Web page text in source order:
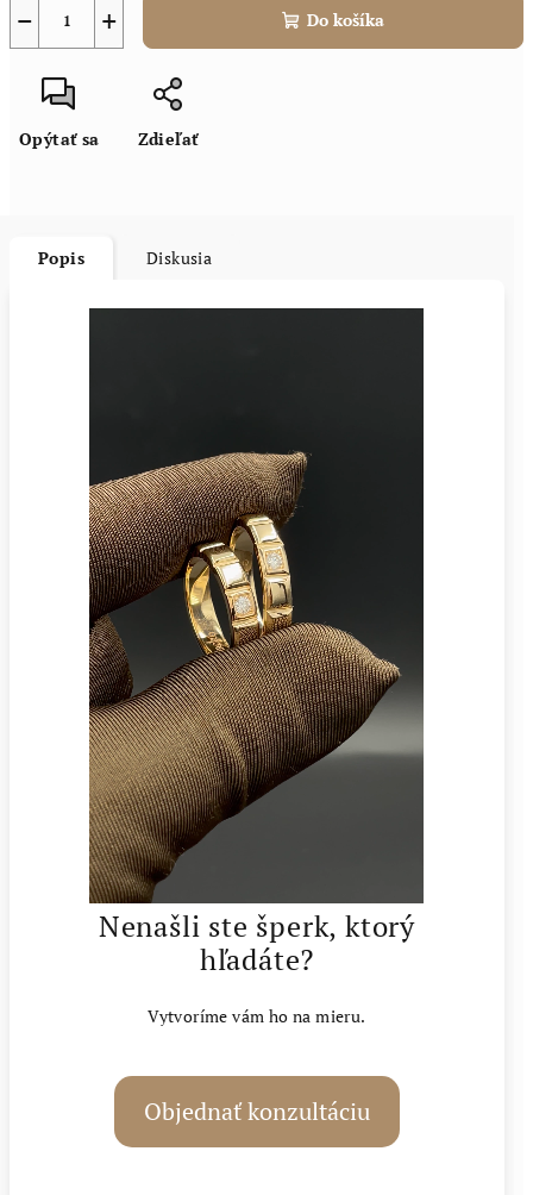
+
− Do košíka
Opýtať sa Zdieľať
Popis Diskusia
Nenašli ste šperk, ktorý
hľadáte?
Vytvoríme vám ho na mieru.
Objednať konzultáciu